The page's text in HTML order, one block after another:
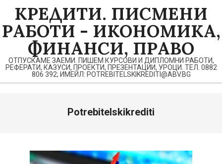
content
КРЕДИТИ. ПИСМЕНИ
РАБОТИ - ИКОНОМИКА,
ФИНАНСИ, ПРАВО
ОТПУСКАМЕ ЗАЕМИ. ПИШЕМ КУРСОВИ И ДИПЛОМНИ РАБОТИ,
РЕФЕРАТИ, КАЗУСИ, ПРОЕКТИ, ПРЕЗЕНТАЦИИ, УРОЦИ. ТЕЛ. 0882
806 392; ИМЕЙЛ: POTREBITELSKIKREDITI@ABV.BG
Potrebitelskikrediti